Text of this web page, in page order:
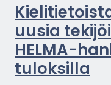
uusia
HELMA-​
tu­lok­sil­la